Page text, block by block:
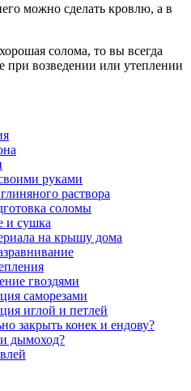
можно сделать кровлю, а в
солома, то вы всегда
при возведении или утеплении
руками
раствора
соломы
и сушка
на крышу дома
гвоздями
саморезами
иглой и петлей
закрыть конек и ендову?
дымоход?